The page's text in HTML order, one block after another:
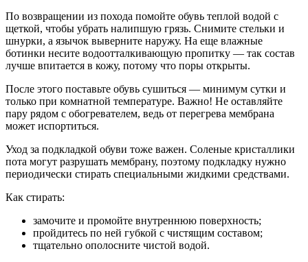
По возвращении из похода помойте обувь теплой водой с
щеткой, чтобы убрать налипшую грязь. Снимите стельки и
шнурки, а язычок выверните наружу. На еще влажные
ботинки несите водоотталкивающую пропитку — так состав
лучше впитается в кожу, потому что поры открыты.
После этого поставьте обувь сушиться — минимум сутки и
только при комнатной температуре. Важно! Не оставляйте
пару рядом с обогревателем, ведь от перегрева мембрана
может испортиться.
Уход за подкладкой обуви тоже важен. Соленые кристаллики
пота могут разрушать мембрану, поэтому подкладку нужно
периодически стирать специальными жидкими средствами.
Как стирать:
замочите и промойте внутреннюю поверхность;
пройдитесь по ней губкой с чистящим составом;
тщательно ополосните чистой водой.